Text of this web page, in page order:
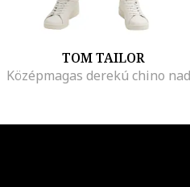
TOM TAILOR